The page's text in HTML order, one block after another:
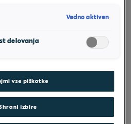
Vedno aktiven
delovanja
vse piškotke
izbire